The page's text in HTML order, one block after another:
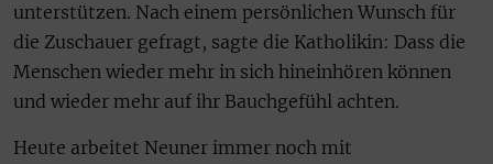
unterstützen. Nach einem persönlichen Wunsch für
die Zuschauer gefragt, sagte die Katholikin: Dass die
Menschen wieder mehr in sich hineinhören können
und wieder mehr auf ihr Bauchgefühl achten.
Heute arbeitet Neuner immer noch mit